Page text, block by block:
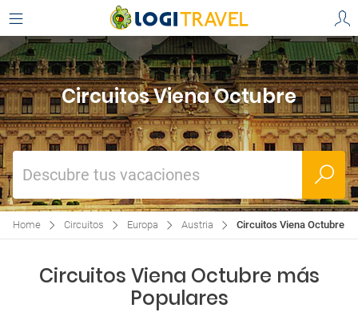
Circuitos Viena Octubre
Descubre tus vacaciones
Home Circuitos Europa Austria Circuitos Viena Octubre
Circuitos Viena Octubre más
Populares